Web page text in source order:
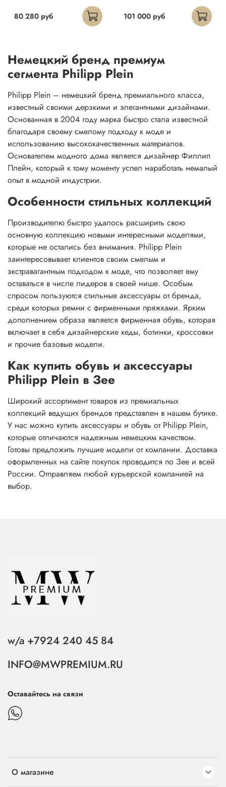
80 280 руб 101 000 руб
Немецкий бренд премиум
сегмента Philipp Plein
Philipp Plein – немецкий бренд премиального класса,
известный своими дерзкими и элегантными дизайнами.
Основанная в 2004 году марка быстро стала известной
благодаря своему смелому подходу к моде и
использованию высококачественных материалов.
Основателем модного дома является дизайнер Филлип
Плейн, который к тому моменту успел наработать немалый
опыт в модной индустрии.
Особенности стильных коллекций
Производителю быстро удалось расширить свою
основную коллекцию новыми интересными моделями,
которые не остались без внимания. Philipp Plein
заинтересовывает клиентов своим смелым и
экстравагантным подходом к моде, что позволяет ему
оставаться в числе лидеров в своей нише. Особым
спросом пользуются стильные аксессуары от бренда,
среди которых ремни с фирменными пряжками. Ярким
дополнением образа является фирменная обувь, которая
включает в себя дизайнерские кеды, ботинки, кроссовки
и прочие базовые модели.
Как купить обувь и аксессуары
Philipp Plein в Зее
Широкий ассортимент товаров из премиальных
коллекций ведущих брендов представлен в нашем бутике.
У нас можно купить аксессуары и обувь от Philipp Plein,
которые отличаются надежным немецким качеством.
Готовы предложить лучшие модели от компании. Доставка
оформленных на сайте покупок проводится по Зее и всей
России. Отправляем любой курьерской компанией на
выбор.
О магазине
w/a +7924 240 45 84
INFO@MWPREMIUM.RU
Оставайтесь на связи